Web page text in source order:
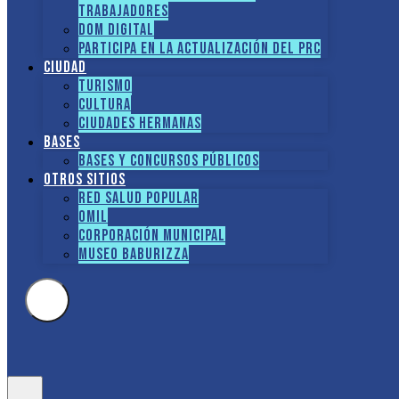
TRABAJADORES
DOM Digital
Participa en la actualización del PRC
Ciudad
Turismo
Cultura
Ciudades hermanas
Bases
Bases y Concursos Públicos
Otros sitios
Red Salud Popular
OMIL
Corporación Municipal
Museo Baburizza